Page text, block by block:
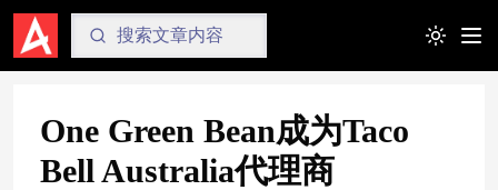
Toggle
One Green Bean成为Taco
Bell Australia代理商